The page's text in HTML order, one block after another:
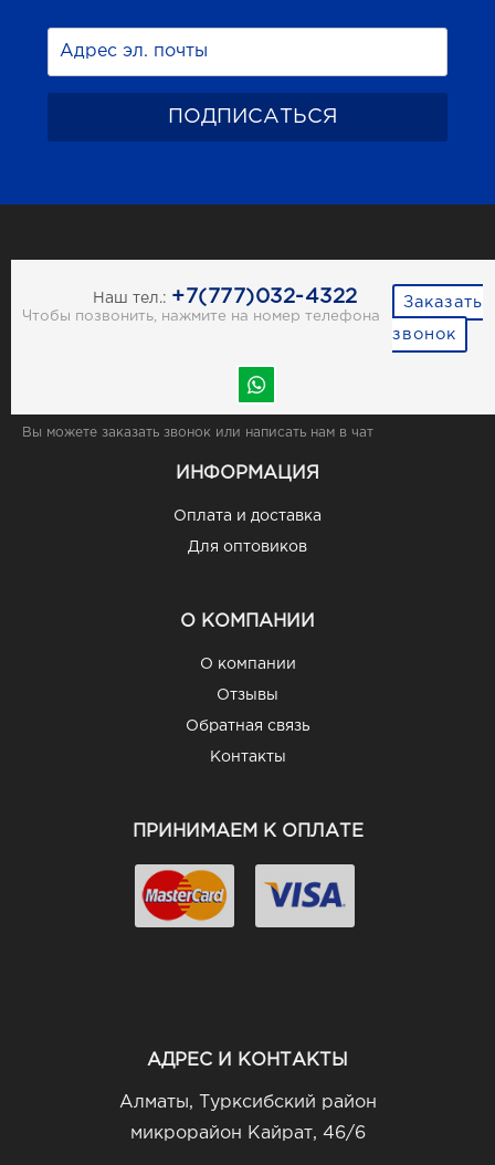
Наш тел.: +7(777)032-4322
Чтобы позвонить, нажмите на номер телефона
Заказать
звонок
Вы можете заказать звонок или написать нам в чат
ИНФОРМАЦИЯ
Оплата и доставка
Для оптовиков
О КОМПАНИИ
О компании
Отзывы
Обратная связь
Контакты
ПРИНИМАЕМ К ОПЛАТЕ
АДРЕС И КОНТАКТЫ
Алматы, Турксибский район
микрорайон Кайрат, 46/6